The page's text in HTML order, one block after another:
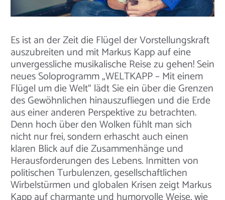
Es ist an der Zeit die Flügel der Vorstellungskraft
auszubreiten und mit Markus Kapp auf eine
unvergessliche musikalische Reise zu gehen! Sein
neues Soloprogramm „WELTKAPP – Mit einem
Flügel um die Welt“ lädt Sie ein über die Grenzen
des Gewöhnlichen hinauszufliegen und die Erde
aus einer anderen Perspektive zu betrachten.
Denn hoch über den Wolken fühlt man sich
nicht nur frei, sondern erhascht auch einen
klaren Blick auf die Zusammenhänge und
Herausforderungen des Lebens. Inmitten von
politischen Turbulenzen, gesellschaftlichen
Wirbelstürmen und globalen Krisen zeigt Markus